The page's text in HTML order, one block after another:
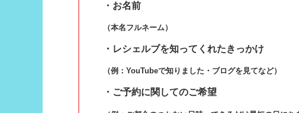
・お名前
（本名フルネーム）
・レシェルブを知ってくれたきっかけ
（例：YouTubeで知りました・ブログを見てなど）
・ご予約に関してのご希望